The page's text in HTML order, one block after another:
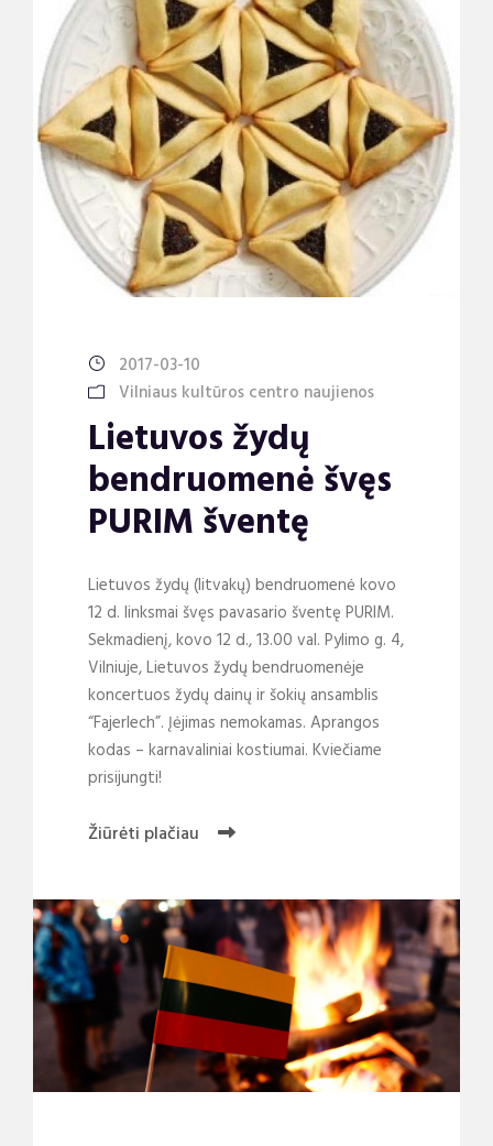
2017-03-10
Vilniaus kultūros centro naujienos
Lietuvos žydų
bendruomenė švęs
PURIM šventę
Lietuvos žydų (litvakų) bendruomenė kovo
12 d. linksmai švęs pavasario šventę PURIM.
Sekmadienį, kovo 12 d., 13.00 val. Pylimo g. 4,
Vilniuje, Lietuvos žydų bendruomenėje
koncertuos žydų dainų ir šokių ansamblis
“Fajerlech”. Įėjimas nemokamas. Aprangos
kodas – karnavaliniai kostiumai. Kviečiame
prisijungti!
Žiūrėti plačiau